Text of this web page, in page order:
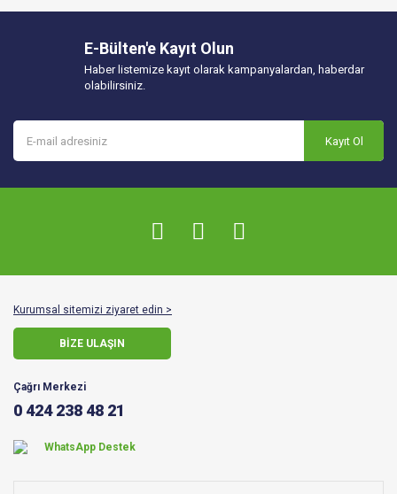
E-Bülten'e Kayıt Olun
Haber listemize kayıt olarak kampanyalardan, haberdar
olabilirsiniz.
Kayıt Ol
Kurumsal sitemizi ziyaret edin >
BİZE ULAŞIN
Çağrı Merkezi
0 424 238 48 21
WhatsApp Destek